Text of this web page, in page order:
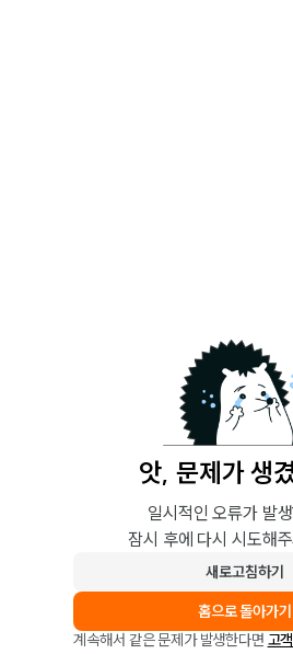
앗, 문제가 생
일시적인 오류가 발
잠시 후에 다시 시도해
새로고침하기
홈으로 돌아가기
계속해서 같은 문제가 발생한다면 고